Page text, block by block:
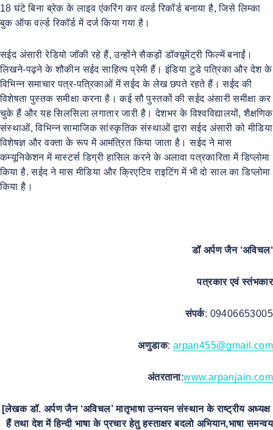
18 घंटे बिना ब्रेक के लाइव एंकरिंग कर वर्ल्ड रिकॉर्ड बनाया है, जिसे लिम्का
बुक ऑफ वर्ल्ड रिकॉर्ड में दर्ज किया गया है।
सईद अंसारी रेडियो जॉकी रहे हैं, उन्होंने सैकड़ों डॉक्यूमेंट्री फिल्में बनाईं।
लिखने-पढ़ने के शौकीन सईद साहित्य प्रेमी हैं। इंडिया टुडे पत्रिका और देश के
विभिन्न समाचार पत्र-पत्रिकाओं में सईद के लेख छपते रहते हैं। सईद की
विशेषता पुस्तक समीक्षा करना है। कई सौ पुस्तकों की सईद अंसारी समीक्षा कर
चुके हैं और यह सिलसिला लगातार जारी है। देशभर के विश्वविद्यालयों, शैक्षणिक
संस्थाओं, विभिन्न सामाजिक सांस्कृतिक संस्थाओं द्वारा सईद अंसारी को मीडिया
विशेषज्ञ और वक्ता के रूप में आमंत्रित किया जाता है। सईद ने मास
कम्यूनिकेशन में मास्टर्स डिग्री हासिल करने के अलावा पत्रकारिता में डिप्लोमा
किया है. सईद ने मास मीडिया और क्रिएटिव राइटिंग में भी दो साल का डिप्लोमा
किया है।
डॉ अर्पण जैन‘अविचल‘
पत्रकार एवं स्तंभकार
संपर्क: 09406653005
अणुडाक: arpan455@gmail.com
अंतरताना:www.arpanjain.com
[लेखक डॉ. अर्पण जैन ‘अविचल’ मातृभाषा उन्नयन संस्थान के राष्ट्रीय अध्यक्ष
हैं तथा देश में हिन्दी भाषा के प्रचार हेतु हस्ताक्षर बदलो अभियान,भाषा समन्वय